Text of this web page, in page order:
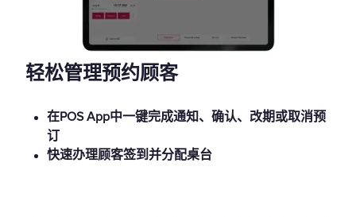
轻松管理预约顾客
在POS App中一键完成通知、确认、改期或取消预
订
快速办理顾客签到并分配桌台